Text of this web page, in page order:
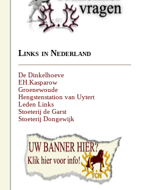
Links in Nederland
De Dinkelhoeve
EH.Kasparow
Groenewoude
Hengstenstation van Uytert
Leden Links
Stoeterij de Garst
Stoeterij Dongewijk